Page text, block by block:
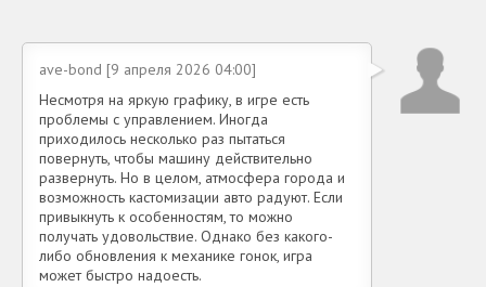
ave-bond [9 апреля 2026 04:00]
Несмотря на яркую графику, в игре есть
проблемы с управлением. Иногда
приходилось несколько раз пытаться
повернуть, чтобы машину действительно
развернуть. Но в целом, атмосфера города и
возможность кастомизации авто радуют. Если
привыкнуть к особенностям, то можно
получать удовольствие. Однако без какого-
либо обновления к механике гонок, игра
может быстро надоесть.